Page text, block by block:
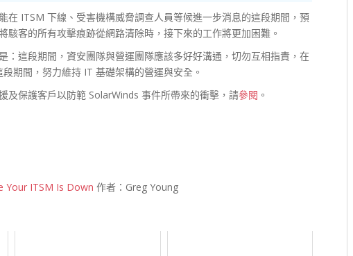
在 ITSM 下線、受害機構威脅調查人員等候進一步消息的這段期間，預
駭客的所有攻擊痕跡從網路清除時，接下來的工作將更加困難。
：這段期間，資安團隊與營運團隊應該多好好溝通，切勿互相指責，在
期間，努力維持 IT 基礎架構的營運與安全。
及保護客戶以防範 SolarWinds 事件所帶來的衝擊，請參閱 。
Your ITSM Is Down 作者：Greg Young